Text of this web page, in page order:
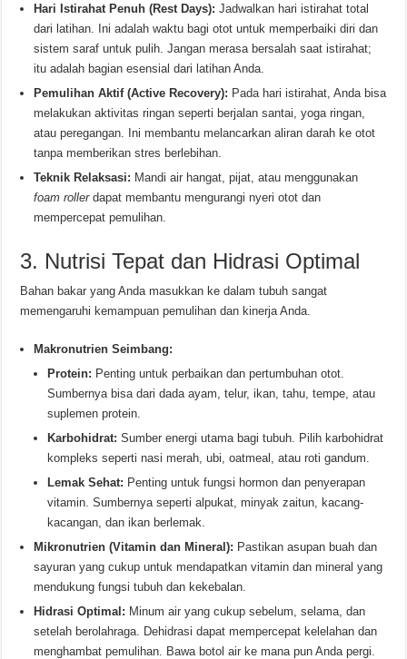
Hari Istirahat Penuh (Rest Days): Jadwalkan hari istirahat total
dari latihan. Ini adalah waktu bagi otot untuk memperbaiki diri dan
sistem saraf untuk pulih. Jangan merasa bersalah saat istirahat;
itu adalah bagian esensial dari latihan Anda.
Pemulihan Aktif (Active Recovery): Pada hari istirahat, Anda bisa
melakukan aktivitas ringan seperti berjalan santai, yoga ringan,
atau peregangan. Ini membantu melancarkan aliran darah ke otot
tanpa memberikan stres berlebihan.
Teknik Relaksasi: Mandi air hangat, pijat, atau menggunakan
foam rollerdapat membantu mengurangi nyeri otot dan
mempercepat pemulihan.
3. Nutrisi Tepat dan Hidrasi Optimal
Bahan bakar yang Anda masukkan ke dalam tubuh sangat
memengaruhi kemampuan pemulihan dan kinerja Anda.
Makronutrien Seimbang:
Protein: Penting untuk perbaikan dan pertumbuhan otot.
Sumbernya bisa dari dada ayam, telur, ikan, tahu, tempe, atau
suplemen protein.
Karbohidrat: Sumber energi utama bagi tubuh. Pilih karbohidrat
kompleks seperti nasi merah, ubi, oatmeal, atau roti gandum.
Lemak Sehat: Penting untuk fungsi hormon dan penyerapan
vitamin. Sumbernya seperti alpukat, minyak zaitun, kacang-
kacangan, dan ikan berlemak.
Mikronutrien (Vitamin dan Mineral): Pastikan asupan buah dan
sayuran yang cukup untuk mendapatkan vitamin dan mineral yang
mendukung fungsi tubuh dan kekebalan.
Hidrasi Optimal: Minum air yang cukup sebelum, selama, dan
setelah berolahraga. Dehidrasi dapat mempercepat kelelahan dan
menghambat pemulihan. Bawa botol air ke mana pun Anda pergi.